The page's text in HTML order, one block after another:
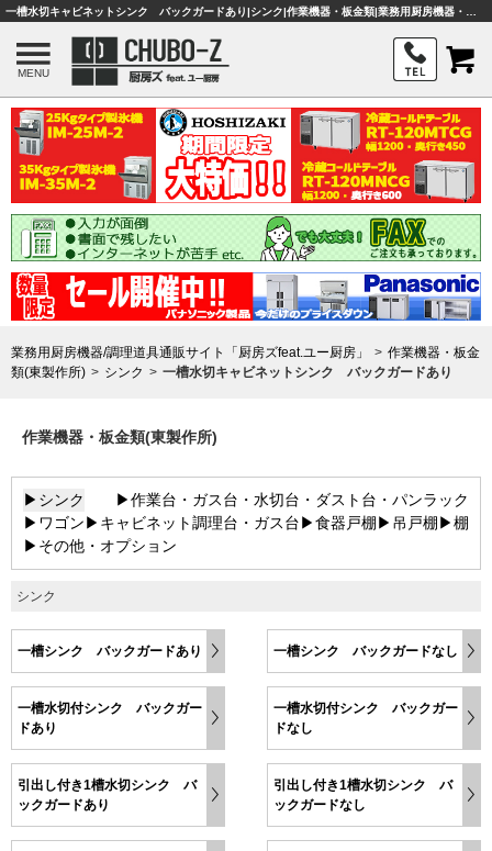
MENU
業務用厨房機器/調理道具通販サイト「厨房ズfeat.ユー厨房」
作業機器・板金
類(東製作所)
シンク 一槽水切キャビネットシンク バックガードあり
作業機器・板金類(東製作所)
▶シンク
▶作業台・ガス台・水切台・ダスト台・パンラック
▶ワゴン▶キャビネット調理台・ガス台▶食器戸棚▶吊戸棚▶棚
▶その他・オプション
シンク
一槽シンク バックガードあり 一槽シンク バックガードなし
一槽水切付シンク バックガー
ドあり
一槽水切付シンク バックガー
ドなし
引出し付き1槽水切シンク バ
ックガードあり
引出し付き1槽水切シンク バ
ックガードなし